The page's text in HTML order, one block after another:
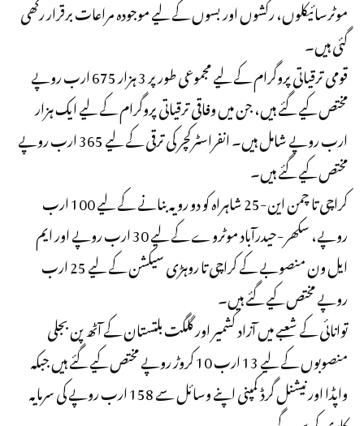
موٹرسائیکلوں، رکشوں اور بسوں کے لیے موجودہ مراعات برقرار رکھی
گئی ہیں۔
قومی ترقیاتی پروگرام کے لیے مجموعی طور پر 3 ہزار 675 ارب روپے
مختص کیے گئے ہیں، جن میں وفاقی ترقیاتی پروگرام کے لیے ایک ہزار
ارب روپے شامل ہیں۔ انفراسٹرکچر کی ترقی کے لیے 365 ارب روپے
مختص کیے گئے ہیں۔
کراچی تا چمن این-25 شاہراہ کو دو رویہ بنانے کے لیے 100 ارب
روپے، سکھر-حیدرآباد موٹروے کے لیے 30 ارب روپے اور ایم
ایل ون منصوبے کے کراچی تا روہڑی سیکشن کے لیے 25 ارب
روپے مختص کیے گئے ہیں۔
توانائی کے شعبے میں آزاد کشمیر اور گلگت بلتستان کے آٹھ پن بجلی
منصوبوں کے لیے 13 ارب 10 کروڑ روپے مختص کیے گئے ہیں جبکہ
واپڈا اور نیشنل گرڈ کمپنی اپنے وسائل سے 158 ارب روپے کی سرمایہ